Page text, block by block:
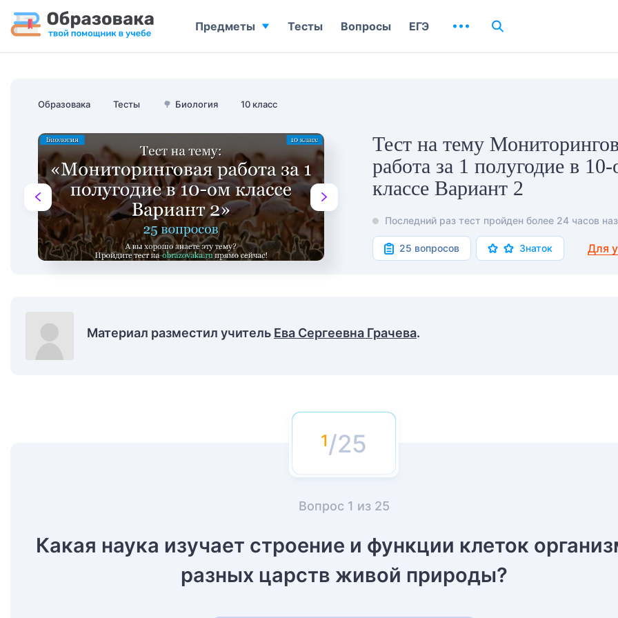
Образовака Тесты 🌳 Биология 10 класс
Тест на тему
работа за 1 полугодие в
классе Вариант 2
Последний раз тест пройден более 24 часов
25 вопросов Знаток Для
Материал разместил учитель Ева Сергеевна Грачева.
/25
Вопрос 1 из 25
Какая наука изучает строение и функции клеток
разных царств живой природы?
Предметы Тесты Вопросы ЕГЭ